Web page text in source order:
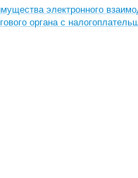
электронного
органа с